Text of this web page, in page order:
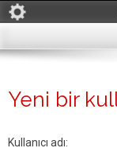
Yeni bir
Kullanıcı adı: